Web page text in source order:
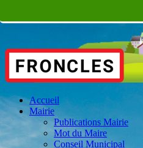
Accueil
Mairie
Publications Mairie
Mot du Maire
Conseil Municipal